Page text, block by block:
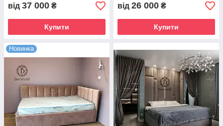
від 37 000 ₴
Купити
від 26 000 ₴
Купити
Новинка